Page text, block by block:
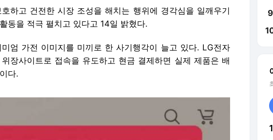
하고 건전한 시장 조성을 해치는 행위에 경각심을 일깨우기
동을 적극 펼치고 있다고 14일 밝혔다.
엄 가전 이미지를 미끼로 한 사기행각이 늘고 있다. LG전자
장사이트로 접속을 유도하고 현금 결제하면 실제 제품은 배
다.
9
1